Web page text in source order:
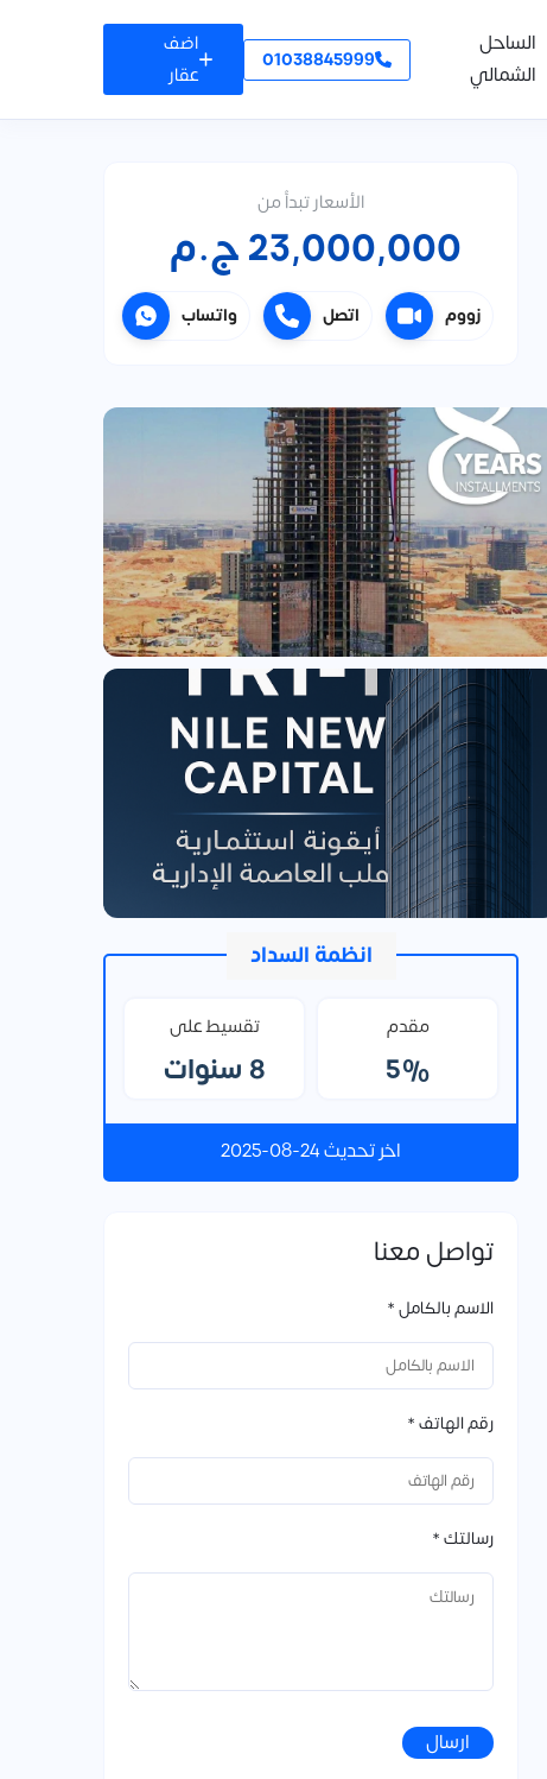
الساحل
الشمالي
01038845999
اضف
عقار
الأسعار تبدأ من
23,000,000 ج.م
زووم اتصل واتساب
انظمة السداد
مقدم
5%
تقسيط على
8 سنوات
اخر تحديث 24-08-2025
تواصل معنا
الاسم بالكامل *
رقم الهاتف *
رسالتك *
ارسال